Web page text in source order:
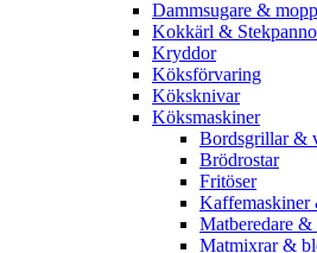
Dammsugare &
Kokkärl &
Kryddor
Köksförvaring
Köksknivar
Köksmaskiner
Bordsgrillar &
Brödrostar
Fritöser
Matberedare &
Matmixrar &